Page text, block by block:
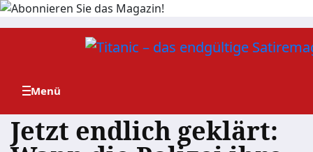
Zum
Jetzt endlich geklärt: